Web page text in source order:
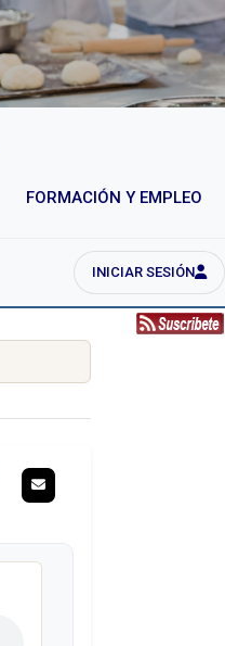
FORMACIÓN Y EMPLEO
INICIAR SESIÓN